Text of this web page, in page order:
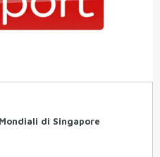
di Singapore